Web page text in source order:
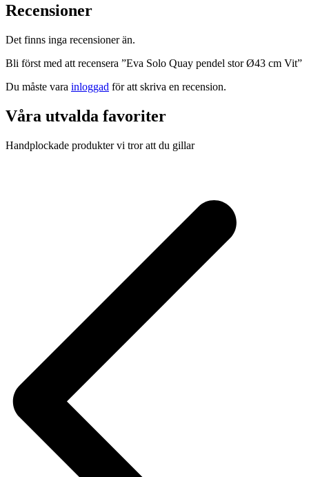
Recensioner
Det finns inga recensioner än.
Bli först med att recensera ”Eva Solo Quay pendel stor Ø43 cm Vit”
Du måste vara inloggad för att skriva en recension.
Våra utvalda favoriter
Handplockade produkter vi tror att du gillar